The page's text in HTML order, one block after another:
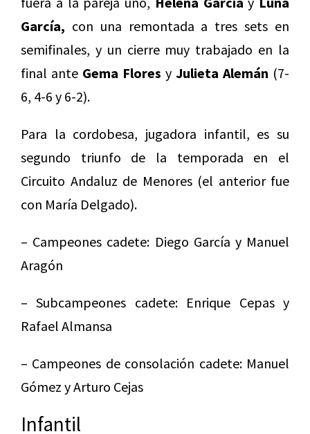
García, con una remontada a tres sets en
semifinales, y un cierre muy trabajado en la
final ante Gema Flores y Julieta Alemán (7-
6, 4-6 y 6-2).
Para la cordobesa, jugadora infantil, es su
segundo triunfo de la temporada en el
Circuito Andaluz de Menores (el anterior fue
con María Delgado).
– Campeones cadete: Diego García y Manuel
Aragón
– Subcampeones cadete: Enrique Cepas y
Rafael Almansa
– Campeones de consolación cadete: Manuel
Gómez y Arturo Cejas
Infantil